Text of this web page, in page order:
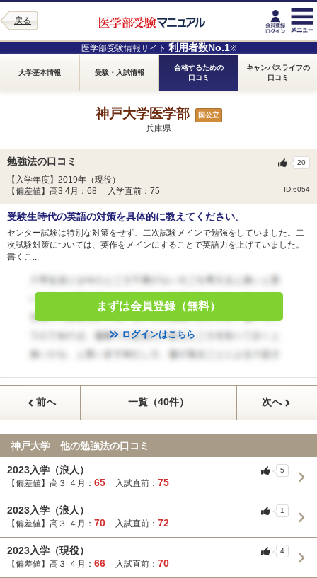
戻る
医学部受験情報サイト 利用者数No.1※
大学基本情報 受験・入試情報
合格するための
口コミ
キャンパスライフの
口コミ
神戸大学医学部 国公立
兵庫県
勉強法の口コミ
【入学年度】2019年（現役）
【偏差値】高3 4月：68 入学直前：75
ID:6054
20
受験生時代の英語の対策を具体的に教えてください。
センター試験は特別な対策をせず、二次試験メインで勉強をしていました。二
次試験対策については、英作をメインにすることで英語力を上げていました。
書くこ...
まずは会員登録（無料）
ログインはこちら
前へ 一覧（40件） 次へ
神戸大学 他の勉強法の口コミ
2023入学（浪人）
【偏差値】高３ ４月： 65 入試直前： 75
5
2023入学（浪人）
【偏差値】高３ ４月： 70 入試直前： 72
1
2023入学（現役）
【偏差値】高３ ４月： 66 入試直前： 70
4